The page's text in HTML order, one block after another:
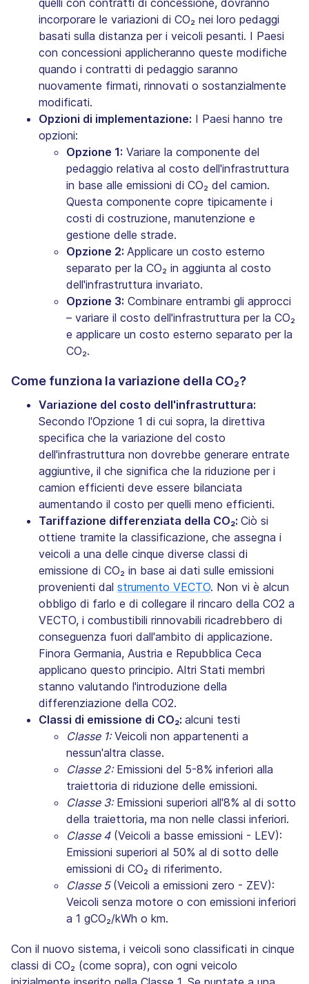
incorporare le variazioni di CO₂ nei loro pedaggi
basati sulla distanza per i veicoli pesanti. I Paesi
con concessioni applicheranno queste modifiche
quando i contratti di pedaggio saranno
nuovamente firmati, rinnovati o sostanzialmente
modificati.
Opzioni di implementazione: I Paesi hanno tre
opzioni:
Opzione 1: Variare la componente del
pedaggio relativa al costo dell'infrastruttura
in base alle emissioni di CO₂ del camion.
Questa componente copre tipicamente i
costi di costruzione, manutenzione e
gestione delle strade.
Opzione 2: Applicare un costo esterno
separato per la CO₂ in aggiunta al costo
dell'infrastruttura invariato.
Opzione 3: Combinare entrambi gli approcci
– variare il costo dell'infrastruttura per la CO₂
e applicare un costo esterno separato per la
CO₂.
Come funziona la variazione della CO₂?
Variazione del costo dell'infrastruttura:
Secondo l'Opzione 1 di cui sopra, la direttiva
specifica che la variazione del costo
dell'infrastruttura non dovrebbe generare entrate
aggiuntive, il che significa che la riduzione per i
camion efficienti deve essere bilanciata
aumentando il costo per quelli meno efficienti.
Tariffazione differenziata della CO₂: Ciò si
ottiene tramite la classificazione, che assegna i
veicoli a una delle cinque diverse classi di
emissione di CO₂ in base ai dati sulle emissioni
provenienti dal strumento VECTO. Non vi è alcun
obbligo di farlo e di collegare il rincaro della CO2 a
VECTO, i combustibili rinnovabili ricadrebbero di
conseguenza fuori dall'ambito di applicazione.
Finora Germania, Austria e Repubblica Ceca
applicano questo principio. Altri Stati membri
stanno valutando l'introduzione della
differenziazione della CO2.
Classi di emissione di CO₂: alcuni testi
Classe 1:Veicoli non appartenenti a
nessun'altra classe.
Classe 2:Emissioni del 5-8% inferiori alla
traiettoria di riduzione delle emissioni.
Classe 3:Emissioni superiori all'8% al di sotto
della traiettoria, ma non nelle classi inferiori.
Classe 4(Veicoli a basse emissioni - LEV):
Emissioni superiori al 50% al di sotto delle
emissioni di CO₂ di riferimento.
Classe 5 (Veicoli a emissioni zero - ZEV):
Veicoli senza motore o con emissioni inferiori
a 1 gCO₂/kWh o km.
Con il nuovo sistema, i veicoli sono classificati in cinque
classi di CO₂ (come sopra), con ogni veicolo